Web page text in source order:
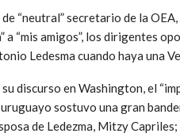
de “neutral” secretario de la
a “mis amigos”, los dirigentes
Ledesma cuando haya una
discurso en Washington, el
sostuvo una gran
de Ledezma, Mitzy